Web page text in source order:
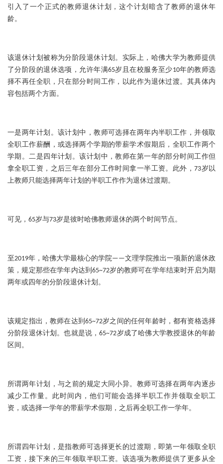
引入了一个正式的教师退休计划，这个计划暗含了教师的退休年
龄。
该退休计划被称为分阶段退休计划。实际上，哈佛大学为教师提供
了分阶段的退休选项，允许年满65岁且在校服务至少10年的教师选
择不再任全职，只在部分时间工作，以此作为退休过渡。其具体内
容包括两个方面。
一是两年计划。该计划中，教师可选择在两年内半职工作，并领取
全职工作薪酬，或选择两个学期的带薪学术假期后，全职工作两个
学期。二是四年计划。该计划中，教师在第一年的部分时间工作但
拿全职工资，之后三年在部分工作时间拿一半工资。此外，73岁以
上教师只能选择两年计划的半职工作作为退休过渡期。
可见，65岁与73岁是彼时哈佛教师退休的两个时间节点。
至2019年，哈佛大学最核心的学院——文理学院推出一项新的退休政
策，规定那些在学年内达到65~72岁的教师可在学年结束时开启为期
两年或四年的分阶段退休计划。
该规定指出，教师在达到65~72岁之间的任何年龄时，都有资格选择
分阶段退休计划。也就是说，65~72岁成了哈佛大学教授退休的年龄
区间。
所谓两年计划，与之前的规定大同小异。教师可选择在两年内逐步
减少工作量。此时间内，他们可能会选择半职工作并领取全职工
资，或选择一学年的带薪学术假期，之后再全职工作一学年。
所谓四年计划，是指教师可选择更长的过渡期，即第一年领取全职
工资，接下来的三年领取半职工资。该选项为教师提供了更多从全